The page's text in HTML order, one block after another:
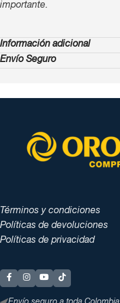
importante.
Información adicional
Envío Seguro
Términos y condiciones
Políticas de devoluciones
Políticas de privacidad